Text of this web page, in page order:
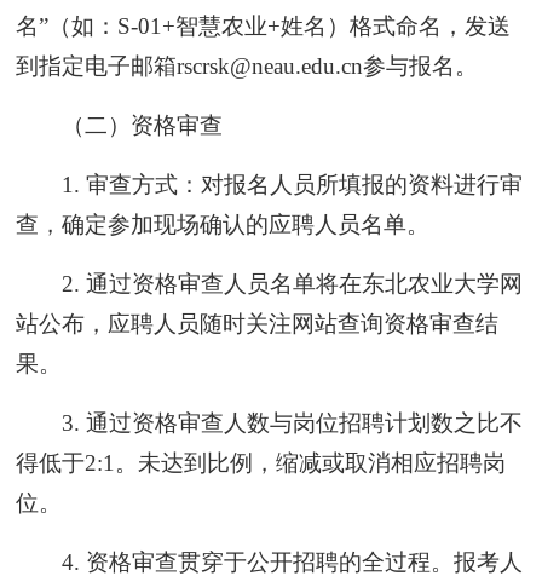
名”（如：S-01+智慧农业+姓名）格式命名，发送
到指定电子邮箱rscrsk@neau.edu.cn参与报名。
（二）资格审查
1. 审查方式：对报名人员所填报的资料进行审
查，确定参加现场确认的应聘人员名单。
2. 通过资格审查人员名单将在东北农业大学网
站公布，应聘人员随时关注网站查询资格审查结
果。
3. 通过资格审查人数与岗位招聘计划数之比不
得低于2:1。未达到比例，缩减或取消相应招聘岗
位。
4. 资格审查贯穿于公开招聘的全过程。报考人